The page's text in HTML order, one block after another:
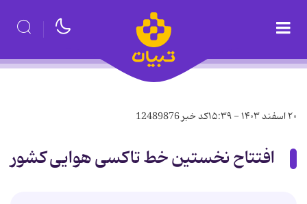
۲۰ اسفند ۱۴۰۳ - ۱۵:۳۹ کد خبر12489876
افتتاح نخستین خط تاکسی هوایی کشور